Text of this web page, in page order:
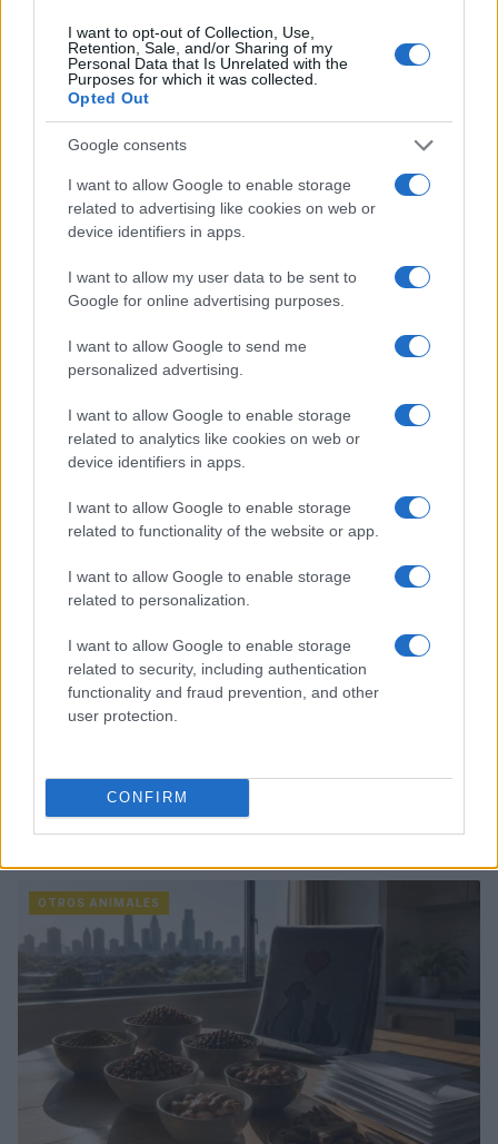
I want to opt-out of Collection, Use,
Retention, Sale, and/or Sharing of my
Personal Data that Is Unrelated with the
Purposes for which it was collected.
Opted Out
Google consents
I want to allow Google to enable storage
related to advertising like cookies on web or
device identifiers in apps.
I want to allow my user data to be sent to
Google for online advertising purposes.
I want to allow Google to send me
personalized advertising.
I want to allow Google to enable storage
related to analytics like cookies on web or
device identifiers in apps.
I want to allow Google to enable storage
related to functionality of the website or app.
I want to allow Google to enable storage
related to personalization.
I want to allow Google to enable storage
related to security, including authentication
functionality and fraud prevention, and other
user protection.
CONFIRM
Sigue leyendo
Métodos éticos para disuadir palomas urbanas sin
OTROS ANIMALES